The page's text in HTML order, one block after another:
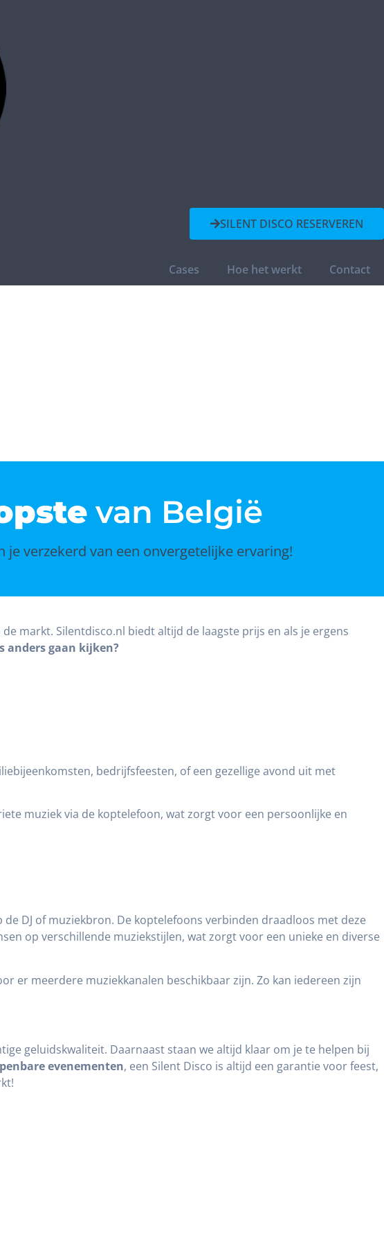
SILENT DISCO RESERVEREN
Cases Hoe het werkt Contact
van België
verzekerd van een onvergetelijke ervaring!
markt. Silentdisco.nl biedt altijd de laagste prijs en als je ergens
anders gaan kijken?
bedrijfsfeesten, of een gezellige avond uit met
muziek via de koptelefoon, wat zorgt voor een persoonlijke en
DJ of muziekbron. De koptelefoons verbinden draadloos met deze
op verschillende muziekstijlen, wat zorgt voor een unieke en diverse
er meerdere muziekkanalen beschikbaar zijn. Zo kan iedereen zijn
geluidskwaliteit. Daarnaast staan we altijd klaar om je te helpen bij
evenementen, een Silent Disco is altijd een garantie voor feest,